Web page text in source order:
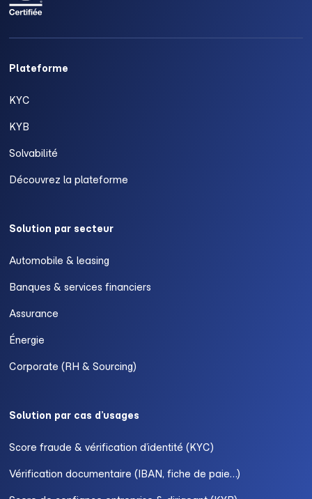
Plateforme
KYC
KYB
Solvabilité
Découvrez la plateforme
Solution par secteur
Automobile & leasing
Banques & services financiers
Assurance
Énergie
Corporate (RH & Sourcing)
Solution par cas d’usages
Score fraude & vérification d’identité (KYC)
Vérification documentaire (IBAN, fiche de paie…)